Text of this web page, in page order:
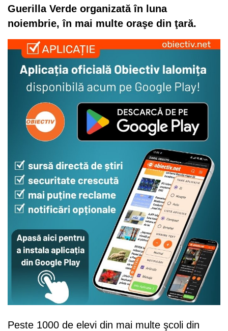
Guerilla Verde organizată în luna
noiembrie, în mai multe oraşe din ţară.
Peste 1000 de elevi din mai multe şcoli din